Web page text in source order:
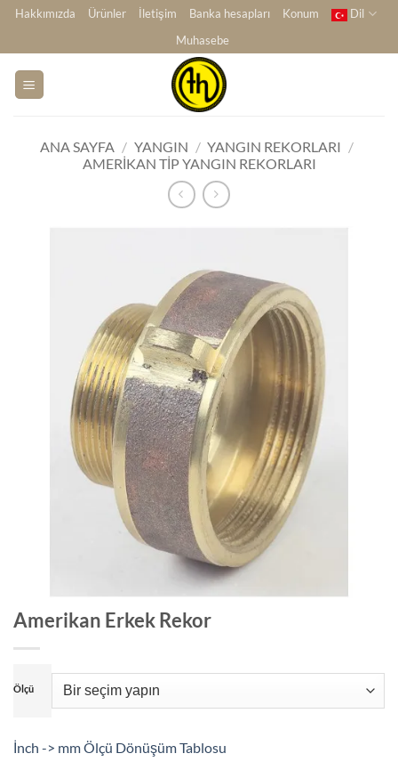
İçeriğe
Hakkımızda Ürünler İletişim Banka hesapları Konum
Dil
Muhasebe
ANA SAYFA / YANGIN / YANGIN REKORLARI /
AMERIKAN TIP YANGIN REKORLARI
Amerikan Erkek Rekor
Ölçü
İnch -> mm Ölçü Dönüşüm Tablosu